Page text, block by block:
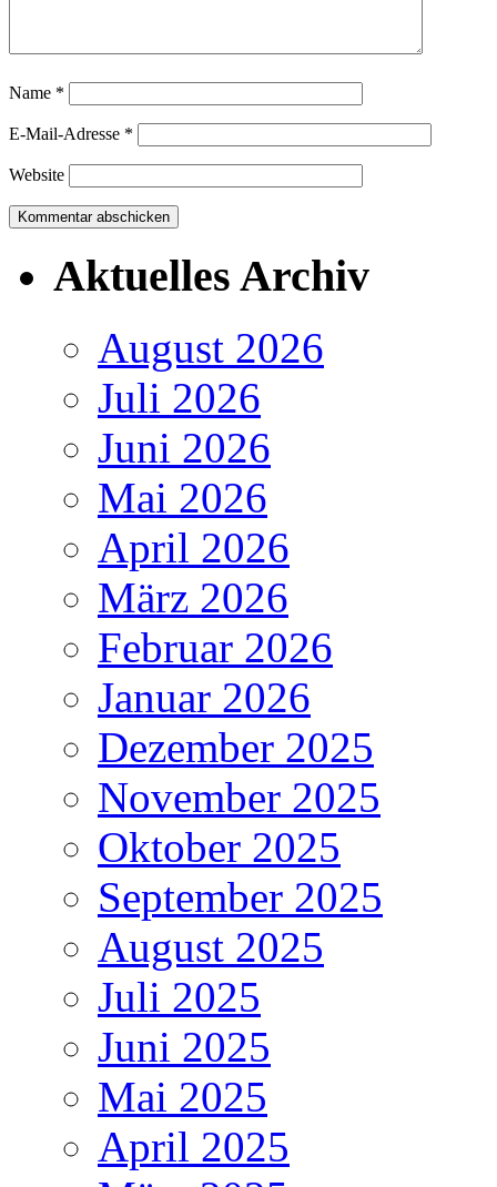
Name *
E-Mail-Adresse *
Website
Aktuelles Archiv
August 2026
Juli 2026
Juni 2026
Mai 2026
April 2026
März 2026
Februar 2026
Januar 2026
Dezember 2025
November 2025
Oktober 2025
September 2025
August 2025
Juli 2025
Juni 2025
Mai 2025
April 2025